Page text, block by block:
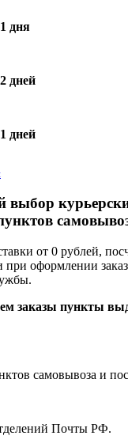
1 дня
2 дней
1 дней
выбор
от 0 рублей,
при оформлении
заказы пункты
самовывоза и
Почты РФ.